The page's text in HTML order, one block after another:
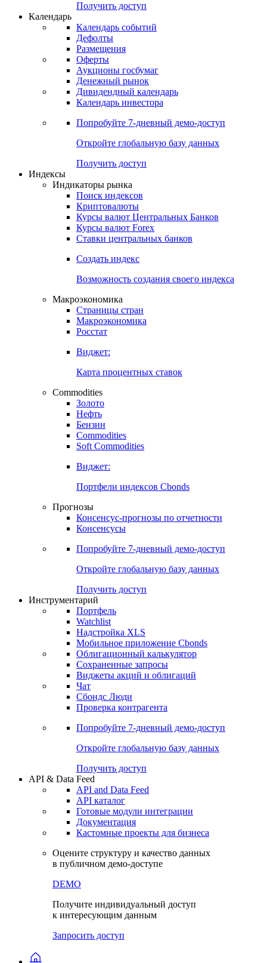
Попробуйте7-дневный
Откройте глобальную базу данных
Получить доступ
Календарь
Календарь событий
Дефолты
Размещения
Оферты
Денежный рынок
Календарь инвестора
Попробуйте7-дневный
Откройте глобальную базу данных
Получить доступ
Индикаторы рынка
Поиск индексов
Курсы валют Центральных Банков
Ставки центральных банков
Создать индекс
Возможность создания своего индекса
Страницы стран
Росстат
Виджет:
Карта процентных ставок
Commodities
Золото
Бензин
Soft Commodities
Виджет:
Портфели индексов Cbonds
Прогнозы
Консенсусы
Попробуйте7-дневный
Откройте глобальную базу данных
Получить доступ
Инструментарий
Портфель
Watchlist
Надстройка XLS
Мобильное приложение Cbonds
Облигационный калькулятор
Сохраненные запросы
Чат
Проверка контрагента
Попробуйте7-дневный
Откройте глобальную базу данных
Получить доступ
API & Data Feed
API and Data Feed
Готовые модули интеграции
Документация
в публичном демо-доступе